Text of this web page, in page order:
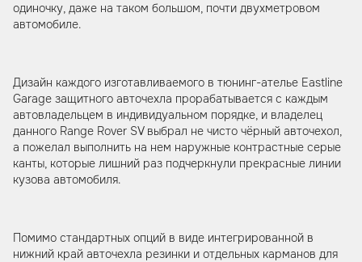
одиночку, даже на таком большом, почти двухметровом
автомобиле.
Дизайн каждого изготавливаемого в тюнинг-ателье Eastline
Garage защитного авточехла прорабатывается с каждым
автовладельцем в индивидуальном порядке, и владелец
данного Range Rover SV выбрал не чисто чёрный авточехол,
а пожелал выполнить на нем наружные контрастные серые
канты, которые лишний раз подчеркнули прекрасные линии
кузова автомобиля.
Помимо стандартных опций в виде интегрированной в
нижний край авточехла резинки и отдельных карманов для